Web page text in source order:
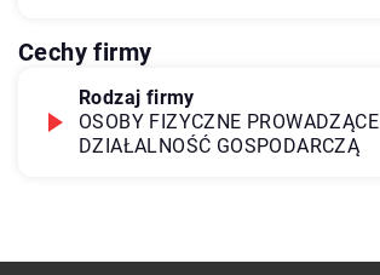
Cechy firmy
Rodzaj firmy
OSOBY FIZYCZNE PROWADZĄCE
DZIAŁALNOŚĆ GOSPODARCZĄ